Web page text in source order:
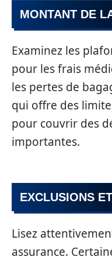
MONTANT DE
Examinez les
pour les frais
les pertes de
qui offre des
pour couvrir des
importantes.
EXCLUSIONS
Lisez
assurance.